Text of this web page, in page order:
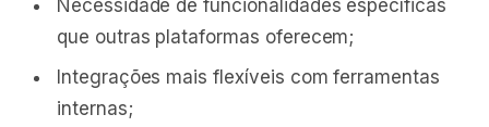
Necessidade de funcionalidades específicas
que outras plataformas oferecem;
Integrações mais flexíveis com ferramentas
internas;